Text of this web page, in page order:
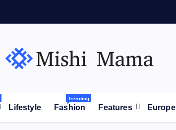
Lifestyle Fashion
Trending
Features Europe